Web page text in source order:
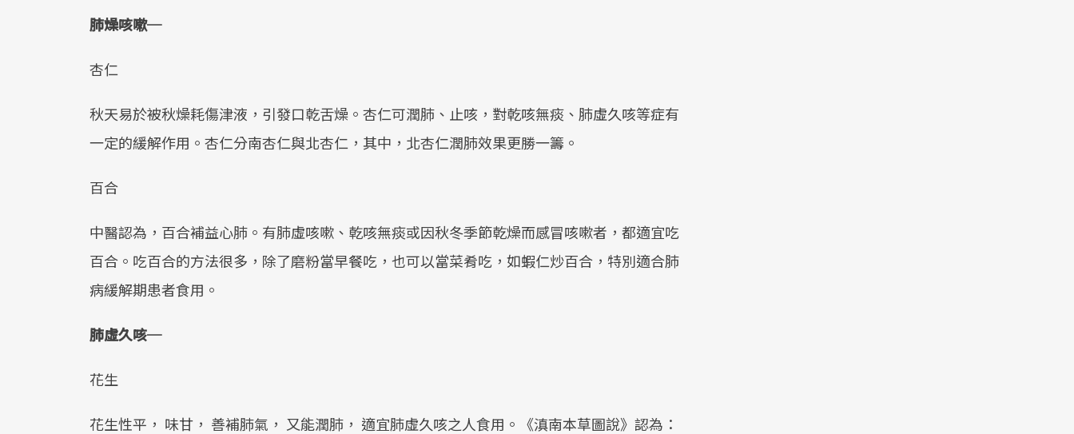
肺燥咳嗽─
杏仁
秋天易於被秋燥耗傷津液，引發口乾舌燥。杏仁可潤肺、止咳，對乾咳無痰、肺虛久咳等症有
一定的緩解作用。杏仁分南杏仁與北杏仁，其中，北杏仁潤肺效果更勝一籌。
百合
中醫認為，百合補益心肺。有肺虛咳嗽、乾咳無痰或因秋冬季節乾燥而感冒咳嗽者，都適宜吃
百合。吃百合的方法很多，除了磨粉當早餐吃，也可以當菜肴吃，如蝦仁炒百合，特別適合肺
病緩解期患者食用。
肺虛久咳─
花生
花生性平， 味甘， 善補肺氣， 又能潤肺， 適宜肺虛久咳之人食用。《滇南本草圖說》認為：